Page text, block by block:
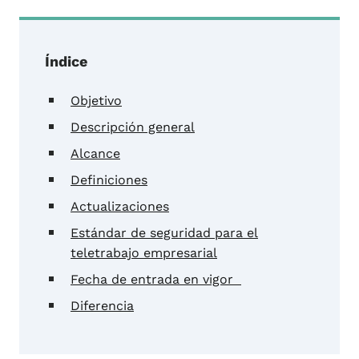
Índice
Objetivo
Descripción general
Alcance
Definiciones
Actualizaciones
Estándar de seguridad para el
teletrabajo empresarial
Fecha de entrada en vigor
Diferencia